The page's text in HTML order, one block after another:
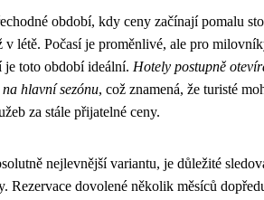
období, kdy ceny začínají pomalu
v létě. Počasí je proměnlivé, ale pro
je toto období ideální. Hotely postupně
hlavní sezónu, což znamená, že turisté
za stále přijatelné ceny.
nejlevnější variantu, je důležité
Rezervace dovolené několik měsíců